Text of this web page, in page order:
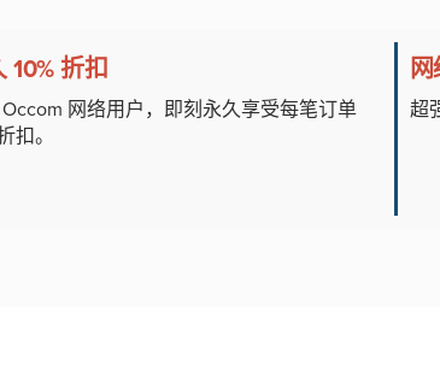
10% 折扣
网络用户，即刻永久享受每笔订单
扣。
超